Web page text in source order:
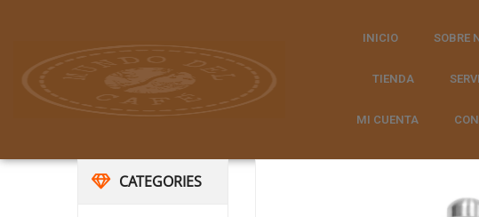
INICIO SOBRE
TIENDA
MI CUENTA
CATEGORIES